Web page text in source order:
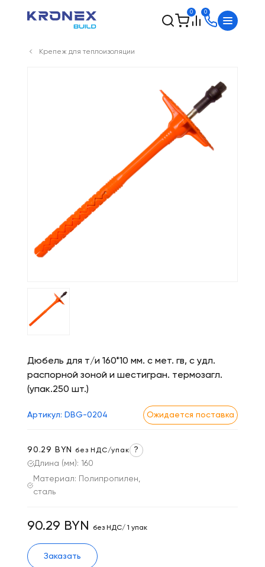
0 0
Крепеж для теплоизоляции
Дюбель для т/и 160*10 мм. с мет. гв, с удл.
распорной зоной и шестигран. термозагл.
(упак.250 шт.)
Артикул: DBG-0204 Ожидается поставка
Длина (мм): 160
Материал: Полипропилен,
сталь
90.29 BYN без НДС/упак ?
90.29 BYN без НДС/ 1 упак
Заказать